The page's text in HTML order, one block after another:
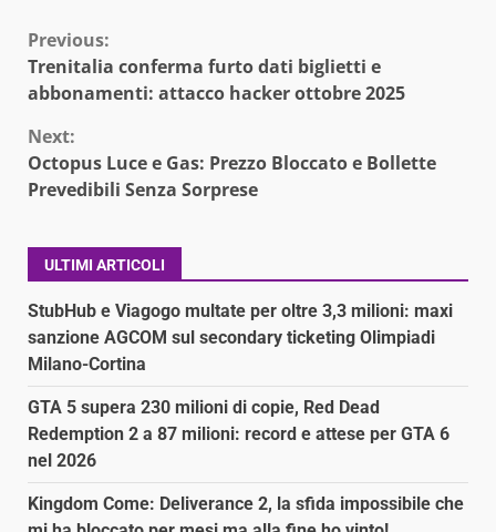
Continue
Reading
Previous:
Trenitalia conferma furto dati biglietti e
abbonamenti: attacco hacker ottobre 2025
Next:
Octopus Luce e Gas: Prezzo Bloccato e Bollette
Prevedibili Senza Sorprese
ULTIMI ARTICOLI
StubHub e Viagogo multate per oltre 3,3 milioni: maxi
sanzione AGCOM sul secondary ticketing Olimpiadi
Milano-Cortina
GTA 5 supera 230 milioni di copie, Red Dead
Redemption 2 a 87 milioni: record e attese per GTA 6
nel 2026
Kingdom Come: Deliverance 2, la sfida impossibile che